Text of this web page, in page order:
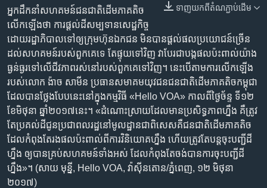
កាន់​
ស្វែង​
ភាសា
ទាញ​យក​ពី​តំណភ្ជាប់​ដើម
អ្នក​ដឹកនាំ​សហគមន៍​ជន​ជាតិ​ដើម​ភាគ​តិច
លើក​ឡើង​ថា​ ការ​ផ្តល់​ដី​សម្បទាន​សេដ្ឋកិច្ច​
ដោយ​រដ្ឋាភិបាល​ទៅ​ឲ្យ​ក្រុម​ហ៊ុន​ឯកជន មិន​បាន​ផ្ដល់​ផល​ប្រយោជន៍​ច្រើន​
ដល់​សហគមន៍​របស់​ពួកគេ​ទេ តែ​ផ្ទុយ​ទៅ​វិញ វា​បែរ​ជា​បង្ក​ផល​ប៉ះពាល់​យ៉ាង​
ធ្ងន់ធ្ងរ​ទៅ​លើ​ជីវភាព​រស់នៅ​របស់​ពួកគេ​ទៅ​វិញ។ នេះ​បើ​តាម​ការ​លើក​ឡើង​
របស់​លោក ង៉ាច សាមីន ប្រធាន​សមាគម​យុវជន​ជនជាតិ​ដើម​ភាគតិច​កម្ពុជា
ដែល​បាន​ថ្លែង​បែប​នេះ​នៅ​ក្នុង​កម្មវិធី «Hello VOA» កាល​ពី​ថ្ងៃ​ច័ន្ទ​ ទី១២
ខែ​មិថុនា ឆ្នាំ​២០១៧​នេះ។ «ដំណោះស្រាយ​ដែល​មាន​ប្រសិទ្ធភាព​ហ្នឹង​ គឺ​ត្រូវ​
តែ​ប្រគល់​ដី​ជូន​ប្រជាពលរដ្ឋ​នៅ​មូលដ្ឋាន​ជាពិសេស​គឺ​ជនជាតិ​ដើម​ភាគតិច
ដែល​កំពុង​តែ​រង​ផល​ប៉ះពាល់​ពី​ការ​វិនិយោគ​ហ្នឹង ហើយ​ត្រូវ​តែ​បន្ត​ចុះ​បញ្ជី​ដី​
ហ្នឹង ឲ្យ​បាន​គ្រប់​សហគមន៍​ទាំងអស់ ដែល​កំពុង​តែ​ចង់​បាន​ការ​ចុះ​បញ្ជី​ដី​
ហ្នឹង»។ (សាយ មុន្នី, Hello VOA, វ៉ាស៊ីនតោន/ភ្នំពេញ, ១២ មិថុនា
២០១៧)